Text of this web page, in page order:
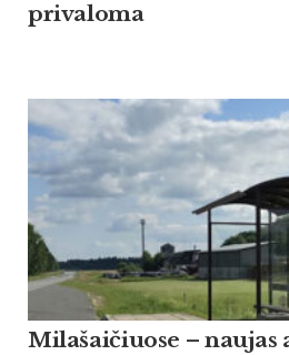
privaloma
Milašaičiuose – naujas